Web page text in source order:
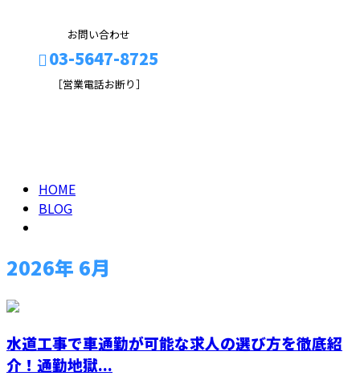
お問い合わせ
03-5647-8725
［営業電話お断り］
HOME
BLOG
2026年 6月
水道工事で車通勤が可能な求人の選び方を徹底紹
介！通勤地獄...